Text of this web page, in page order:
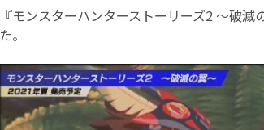
『モンスターハンターストーリーズ2 ～破滅
た。